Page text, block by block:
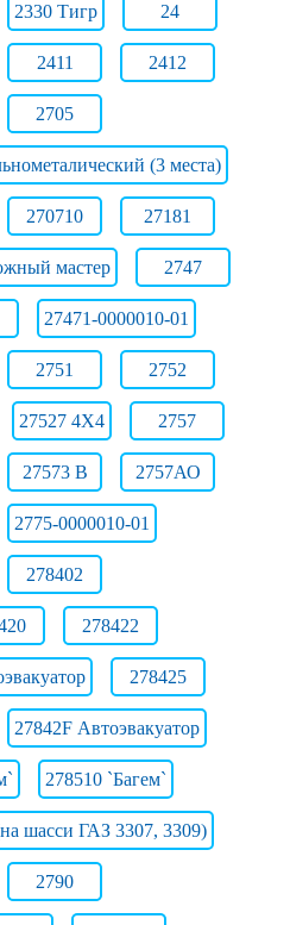
2330 Тигр 24
2411 2412
2705
(3 места)
270710 27181
мастер 2747
27471-0000010-01
2751 2752
27527 4X4 2757
27573 B 2757АО
2775-0000010-01
278402
278422
278425
27842F Автоэвакуатор
278510 `Багем`
шасси ГАЗ 3307, 3309)
2790